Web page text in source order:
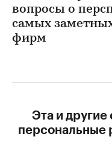
вопросы о
самых
фирм
Эта и другие
персональные